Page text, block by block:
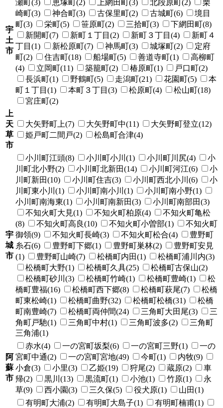
宇
土
市
瀬町(3) 恵塚町(2) 上網田町(3) 北段原町(2)
栗
崎町(3)
神合町(3) 古保里町(2) 古城町(6)
境目
町(3)
栄町(5) 笹原町(2) 三拾町(3)
下網田町(8)
新開町(7)
新町１丁目(2) 新町３丁目(4)
新町４
丁目(1)
新松原町(7) 神馬町(3) 城塚町(2)
定府
町(2)
住吉町(18) 船場町(5) 善道寺町(1)
高柳町
(4)
立岡町(11) 築籠町(2) 椿原町(1)
戸口町(2)
長浜町(1)
野鶴町(5) 走潟町(21) 花園町(5)
本
町１丁目(1)
本町３丁目(3) 松原町(4)
松山町(18)
宮庄町(2)
上
天
草
市
大矢野町上(7) 大矢野町中(11)
大矢野町登立(12)
姫戸町二間戸(2)
松島町合津(4)
宇
城
市
小川町江頭(8) 小川町小川(1) 小川町川尻(4)
小
川町北小野(2)
小川町北新田(14) 小川町河江(6)
小
川町新田(10)
小川町住吉(3) 小川町西北小川(6)
小
川町東小川(1)
小川町南小川(1)
小川町南小野(1)
小川町南海東(1)
小川町南新田(3)
小川町南部田(3)
不知火町大見(1)
不知火町柏原(4)
不知火町亀松
(8)
不知火町高良(10) 不知火町小曽部(1)
不知火町
御領(9)
不知火町長崎(3) 不知火町松合(4)
豊野町
糸石(6)
豊野町下郷(1) 豊野町巣林(2)
豊野町安見
(1)
豊野町山崎(7) 松橋町内田(1)
松橋町浦川内(3)
松橋町大野(1)
松橋町久具(25)
松橋町古保山(2)
松橋町砂川(3)
松橋町竹崎(1) 松橋町豊崎(1)
松
橋町豊福(16)
松橋町西下郷(8) 松橋町萩尾(7)
松橋
町東松崎(1)
松橋町曲野(32) 松橋町松橋(31)
松橋
町南豊崎(7)
松橋町両仲間(24) 三角町大田尾(3)
三
角町戸馳(1)
三角町中村(1) 三角町波多(2)
三角町
三角浦(1)
阿
蘇
市
赤水(4) 一の宮町坂梨(6) 一の宮町三野(1)
一の
宮町中通(2)
一の宮町宮地(49) 今町(1)
内牧(9)
小倉(3)
小里(3) 乙姫(19) 狩尾(2) 蔵原(2)
車
帰(2)
黒川(13) 黒流町(1) 小池(1) 竹原(1)
永
草(9)
西小園(3) 三久保(5) 役犬原(1) 山田(1)
有明町大浦(2) 有明町大島子(1)
有明町楠甫(1)